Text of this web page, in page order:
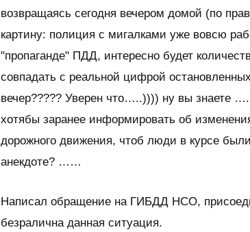
возвращаясь сегодня вечером домой (по
картину: полиция с мигалками уже вовсю
"пропаганде" ПДД, интересно будет
совпадать с реальной цифрой
вечер????? Уверен что…..)))) ну вы знаете
хотябы заранее информировать об
дорожного движения, чтоб люди в курсе
анекдоте? ……
Написал обращение на ГИБДД НСО,
безралична данная ситуация.